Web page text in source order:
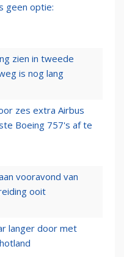
geen optie:
zien in tweede
is nog lang
zes extra Airbus
Boeing 757's af te
vooravond van
ooit
langer door met